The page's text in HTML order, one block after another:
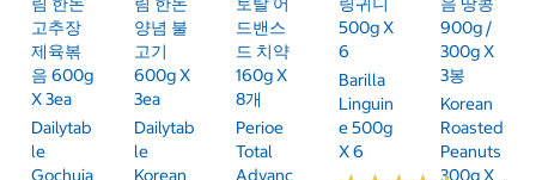
고추장
제육볶
음 600g
X 3ea
Dailytab
Le
Gochuja
양념 불
고기
600g X
3ea
Dailytab
Le
Korean
드밴스
드 치약
160g X
8개
Perioe
Total
Advanc
500g X
6
Barilla
Linguin
E 500g
X 6
900g /
300g X
3봉
Korean
Roasted
Peanuts
300g X